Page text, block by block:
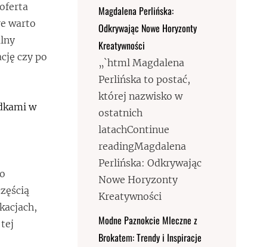
warto
czy po
w
tej
Magdalena Perlińska:
Odkrywając Nowe Horyzonty
Kreatywności
„`html Magdalena
Perlińska to postać,
której nazwisko w
ostatnich
latachContinue
readingMagdalena
Perlińska: Odkrywając
Nowe Horyzonty
Kreatywności
Modne Paznokcie Mleczne z
Brokatem: Trendy i Inspiracje